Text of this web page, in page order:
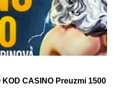
KOD CASINO Preuzmi 1500